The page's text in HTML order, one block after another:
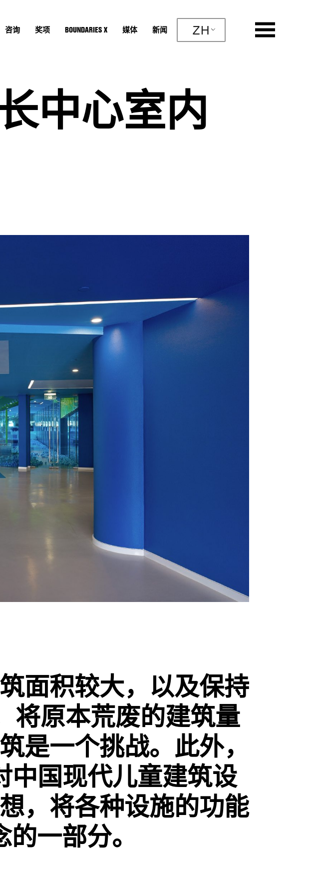
咨询 奖项 BOUNDARIES X 媒体 新闻 ZH
中心室内
面积较大，以及保持
将原本荒废的建筑量
是一个挑战。此外，
对中国现代儿童建筑设
，将各种设施的功能
一部分。